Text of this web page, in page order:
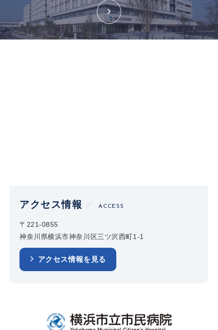
アクセス情報 ACCESS
〒221-0855
神奈川県横浜市神奈川区三ツ沢西町1-1
アクセス情報を見る